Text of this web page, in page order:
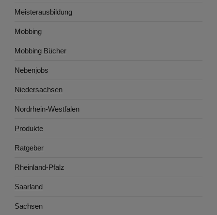
Meisterausbildung
Mobbing
Mobbing Bücher
Nebenjobs
Niedersachsen
Nordrhein-Westfalen
Produkte
Ratgeber
Rheinland-Pfalz
Saarland
Sachsen